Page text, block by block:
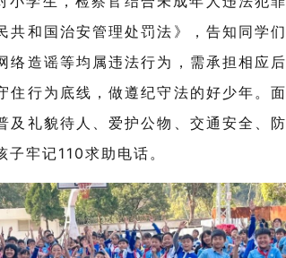
共和国治安管理处罚法》，告知同学们
络造谣等均属违法行为，需承担相应后
住行为底线，做遵纪守法的好少年。面
及礼貌待人、爱护公物、交通安全、防
牢记110求助电话。